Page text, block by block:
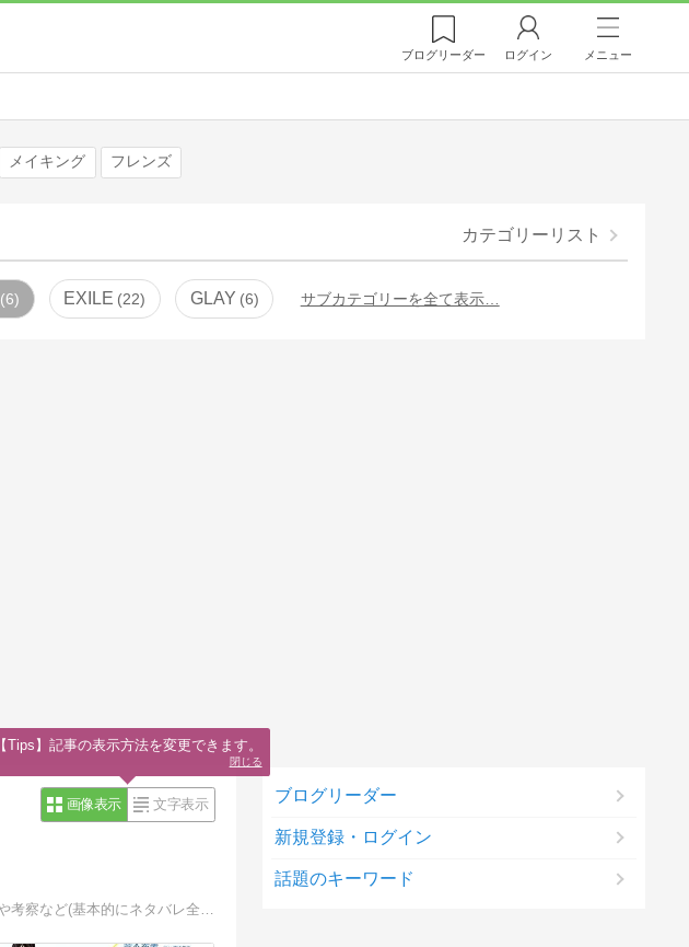
ブログリーダー ログイン メニュー
メイキング フレンズ
カテゴリーリスト
6 EXILE 22 GLAY 6 サブカテゴリーを全て表示…
画像表示 文字表示 ブログリーダー
新規登録・ログイン
話題のキーワード
【Tips】記事の表示方法を変更できます。
閉じる